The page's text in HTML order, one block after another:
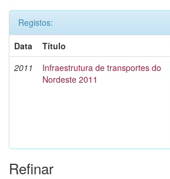
Registos:
Data
Título
2011
Infraestrutura de transportes do
Nordeste 2011
Refinar